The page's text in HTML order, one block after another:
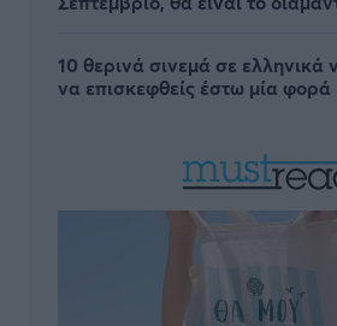
10 θερινά σινεμά σε ελληνικά
να επισκεφθείς έστω μία φορά